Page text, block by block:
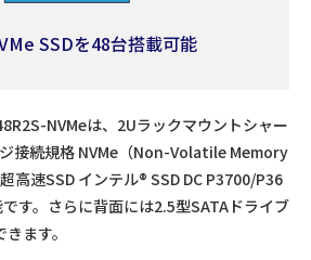
SSDを48台搭載可能
NVMeは、2Uラックマウントシャー
接続規格 NVMe（Non-Volatile Memory
高速SSD インテル® SSD DC P3700/P36
す。さらに背面には2.5型SATAドライブ
ます。